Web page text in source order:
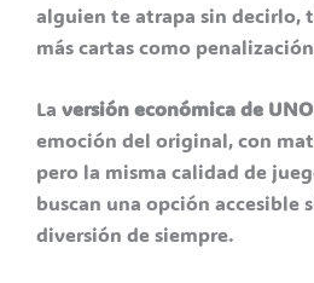
alguien te atrapa sin decirlo,
más cartas como
La versión económica de UNO
emoción del original, con
pero la misma calidad de
buscan una opción accesible
diversión de siempre.